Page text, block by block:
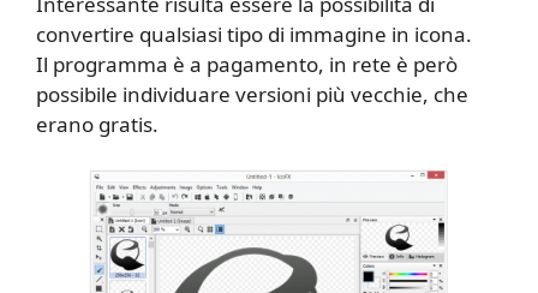
convertire qualsiasi tipo di immagine in icona.
Il programma è a pagamento, in rete è però
possibile individuare versioni più vecchie, che
erano gratis.